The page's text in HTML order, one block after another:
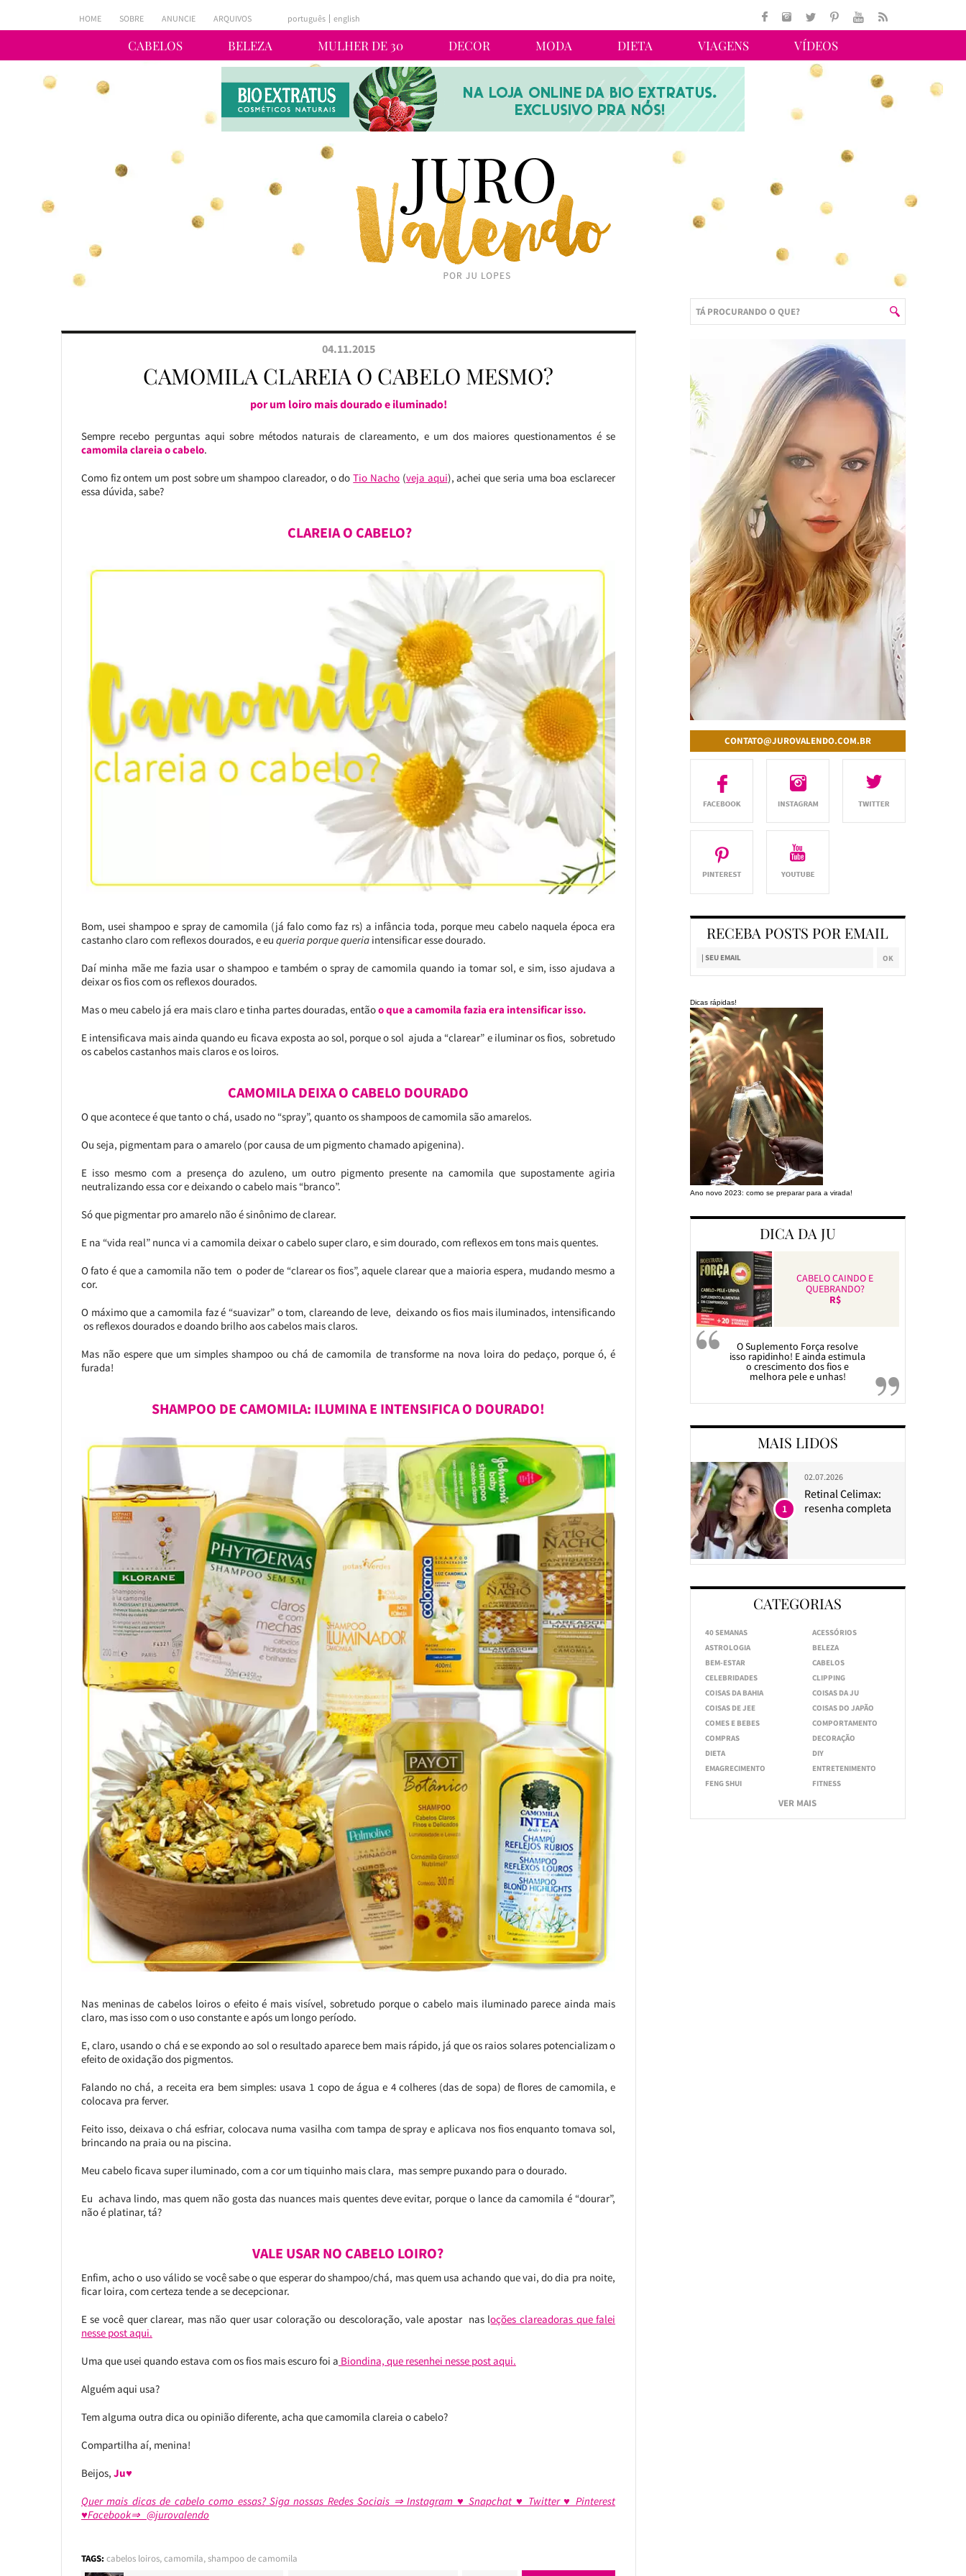
CABELOS BELEZA MULHER DE 30 DECOR MODA DIETA VIAGENS VÍDEOS
HOME SOBRE ANUNCIE ARQUIVOS português english
04.11.2015
CAMOMILA CLAREIA O CABELO MESMO?
por um loiro mais dourado e iluminado!
Sempre recebo perguntas aqui sobre métodos naturais de clareamento, e um dos maiores questionamentos é se
camomila clareia o cabelo.
Como fiz ontem um post sobre um shampoo clareador, o doTio Nacho (veja aqui), achei que seria uma boa esclarecer
essa dúvida, sabe?
CLAREIA O CABELO?
Bom, usei shampoo e spray de camomila (já falo como faz rs) a infância toda, porque meu cabelo naquela época era
castanho claro com reflexos dourados, e eu queria porque queriaintensificar esse dourado.
Daí minha mãe me fazia usar o shampoo e também o spray de camomila quando ia tomar sol, e sim, isso ajudava a
deixar os fios com os reflexos dourados.
Mas o meu cabelo já era mais claro e tinha partes douradas, entãoo que a camomila fazia era intensificar isso.
E intensificava mais ainda quando eu ficava exposta ao sol, porque o sol ajuda a “clarear” e iluminar os fios, sobretudo
os cabelos castanhos mais claros e os loiros.
CAMOMILA DEIXA O CABELO DOURADO
O que acontece é que tanto o chá, usado no “spray”, quanto os shampoos de camomila são amarelos.
Ou seja, pigmentam para o amarelo (por causa de um pigmento chamado apigenina).
E isso mesmo com a presença do azuleno, um outro pigmento presente na camomila que supostamente agiria
neutralizando essa cor e deixando o cabelo mais “branco”.
Só que pigmentar pro amarelo não é sinônimo de clarear.
E na “vida real” nunca vi a camomila deixar o cabelo super claro, e sim dourado, com reflexos em tons mais quentes.
O fato é que a camomila não tem o poder de “clarear os fios”, aquele clarear que a maioria espera, mudando mesmo a
cor.
O máximo que a camomila faz é “suavizar” o tom, clareando de leve, deixando os fios mais iluminados, intensificando
os reflexos dourados e doando brilho aos cabelos mais claros.
Mas não espere que um simples shampoo ou chá de camomila de transforme na nova loira do pedaço, porque ó, é
furada!
SHAMPOO DE CAMOMILA: ILUMINA E INTENSIFICA O DOURADO!
Nas meninas de cabelos loiros o efeito é mais visível, sobretudo porque o cabelo mais iluminado parece ainda mais
claro, mas isso com o uso constante e após um longo período.
E, claro, usando o chá e se expondo ao sol o resultado aparece bem mais rápido, já que os raios solares potencializam o
efeito de oxidação dos pigmentos.
Falando no chá, a receita era bem simples: usava 1 copo de água e 4 colheres (das de sopa) de flores de camomila, e
colocava pra ferver.
Feito isso, deixava o chá esfriar, colocava numa vasilha com tampa de spray e aplicava nos fios enquanto tomava sol,
brincando na praia ou na piscina.
Meu cabelo ficava super iluminado, com a cor um tiquinho mais clara, mas sempre puxando para o dourado.
Eu achava lindo, mas quem não gosta das nuances mais quentes deve evitar, porque o lance da camomila é “dourar”,
não é platinar, tá?
VALE USAR NO CABELO LOIRO?
Enfim, acho o uso válido se você sabe o que esperar do shampoo/chá, mas quem usa achando que vai, do dia pra noite,
ficar loira, com certeza tende a se decepcionar.
E se você quer clarear, mas não quer usar coloração ou descoloração, vale apostar nas loções clareadoras que falei
nesse post aqui.
Uma que usei quando estava com os fios mais escuro foi a Biondina, que resenhei nesse post aqui.
Alguém aqui usa?
Tem alguma outra dica ou opinião diferente, acha que camomila clareia o cabelo?
Compartilha aí, menina!
Beijos, Ju♥
Quer mais dicas de cabelo como essas? Siga nossas Redes Sociais ⇒ Instagram ♥ Snapchat ♥ Twitter ♥ Pinterest
♥Facebook⇒ @jurovalendo
TAGS: cabelos loiros,camomila,shampoo de camomila
CONTATO@JUROVALENDO.COM.BR
RECEBA POSTS POR EMAIL
Dicas rápidas!
Ano novo 2023: como se preparar para a virada!
DICA DA JU
CABELO CAINDO E
QUEBRANDO?
R$
O Suplemento Força resolve
isso rapidinho! E ainda estimula
o crescimento dos fios e
melhora pele e unhas!
MAIS LIDOS
02.07.2026
Retinal Celimax:
resenha completa
1
CATEGORIAS
40 SEMANAS
ACESSÓRIOS
ASTROLOGIA
BELEZA
BEM-ESTAR
CABELOS
CELEBRIDADES
CLIPPING
COISAS DA BAHIA
COISAS DA JU
COISAS DE JEE
COISAS DO JAPÃO
COMES E BEBES
COMPORTAMENTO
COMPRAS
DECORAÇÃO
DIETA
DIY
EMAGRECIMENTO
ENTRETENIMENTO
FENG SHUI
FITNESS
VER MAIS